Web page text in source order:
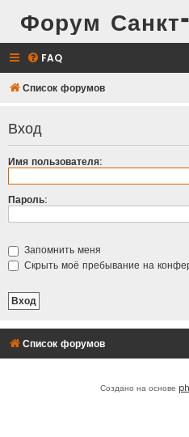
Форум
FAQ
Список форумов
Вход
Имя пользователя:
Пароль:
Запомнить меня
Скрыть моё пребывание на
Список форумов
Создано на основе